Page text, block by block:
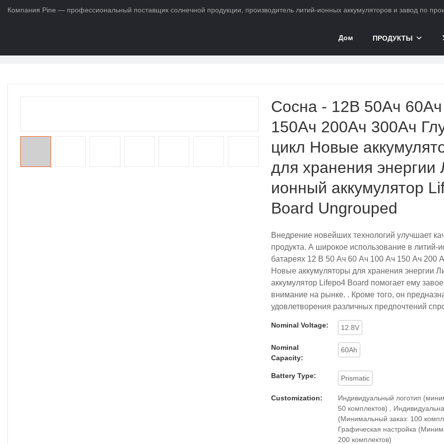
Компания Pine — профессиональный поставщик солнечной продукции, производитель литий-ионных аккумуляторов и завод по
Дом ПРОДУКТЫ
Сосна - 12В 50Ач
150Ач 200Ач 300Ач
цикл Новые
для хранения энергии
ионный аккумулятор
Board Ungrouped
Внедрение новейших технологий улучшает
продукта. А широкое использование в литий-
батареях 12 В 50 Ач 60 Ач 100 Ач 150 Ач 200
Новые аккумуляторы для хранения энергии
аккумулятор Lifepo4 Board помогает ему
внимание на рынке. . Кроме того, он
удовлетворения различных предпочтений
Nominal Voltage: 12.8V
Nominal
Capacity:
60Ah
Battery Type: Prismatic
Customization:
Индивидуальный логотип
50 комплектов) ,
(Минимальный заказ: 100
Графическая настройка
200 комплектов)